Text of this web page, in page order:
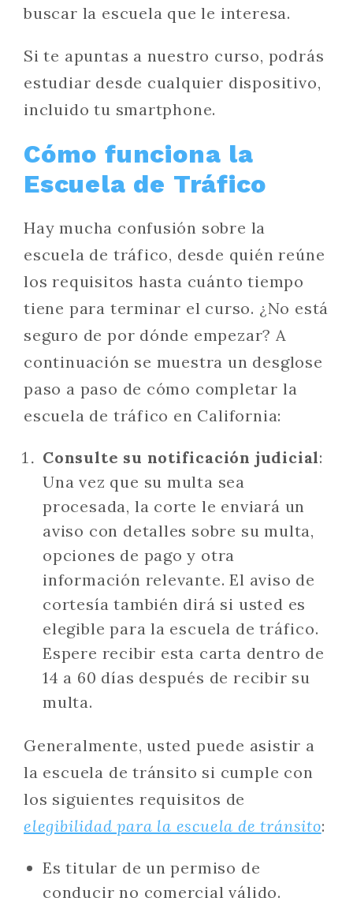
buscar la escuela que le interesa.
Si te apuntas a nuestro curso, podrás
estudiar desde cualquier dispositivo,
incluido tu smartphone.
Cómo funciona la
Escuela de Tráfico
Hay mucha confusión sobre la
escuela de tráfico, desde quién reúne
los requisitos hasta cuánto tiempo
tiene para terminar el curso. ¿No está
seguro de por dónde empezar? A
continuación se muestra un desglose
paso a paso de cómo completar la
escuela de tráfico en California:
Consulte su notificación judicial:
Una vez que su multa sea
procesada, la corte le enviará un
aviso con detalles sobre su multa,
opciones de pago y otra
información relevante. El aviso de
cortesía también dirá si usted es
elegible para la escuela de tráfico.
Espere recibir esta carta dentro de
14 a 60 días después de recibir su
multa.
Generalmente, usted puede asistir a
la escuela de tránsito si cumple con
los siguientes requisitos de
elegibilidad para la escuela de tránsito:
Es titular de un permiso de
conducir no comercial válido.